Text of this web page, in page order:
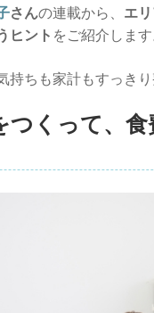
さんの連載から、 エ
ヒント をご紹介します
ちも家計もすっきり
つくって、